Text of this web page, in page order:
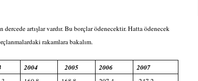
artışlar vardır. Bu borçlar ödenecektir. Hatta ödenecek
rakamlara bakalım.
2004 2005 2006
2007